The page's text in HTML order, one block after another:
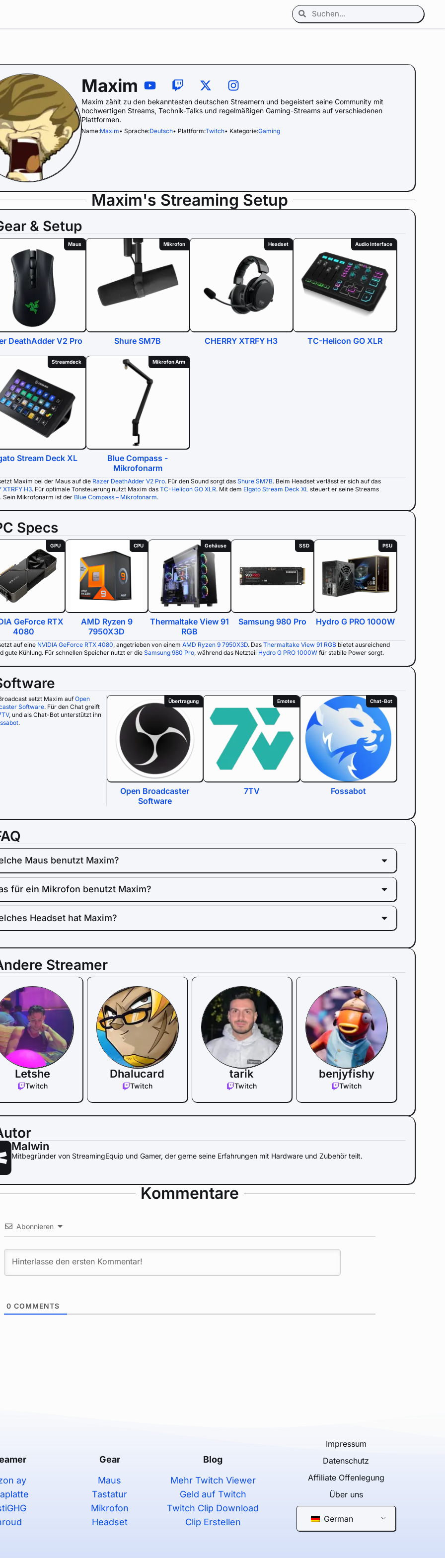
Maxim
Maxim zählt zu den bekanntesten deutschen Streamern und begeistert seine Community mit
hochwertigen Streams, Technik-Talks und regelmäßigen Gaming-Streams auf verschiedenen
Plattformen.
Name:Maxim• Sprache:Deutsch• Plattform:Twitch• Kategorie:Gaming
Maxim's Streaming Setup
& Setup
Maus
DeathAdder V2 Pro
Mikrofon
Shure SM7B
Headset
CHERRY XTRFY H3
Audio Interface
TC-Helicon GO XLR
Streamdeck
Stream Deck XL
Mikrofon Arm
Blue Compass -
Mikrofonarm
Maxim bei der Maus auf die Razer DeathAdder V2 Pro. Für den Sound sorgt das Shure SM7B. Beim Headset verlässt er sich auf das
XTRFY H3. Für optimale Tonsteuerung nutzt Maxim das TC-Helicon GO XLR. Mit dem Elgato Stream Deck XL steuert er seine Streams
Sein Mikrofonarm ist der Blue Compass – Mikrofonarm.
Specs
GPU
GeForce RTX
4080
CPU
AMD Ryzen 9
7950X3D
Gehäuse
Thermaltake View 91
RGB
SSD
Samsung 980 Pro
PSU
Hydro G PRO 1000W
auf eine NVIDIA GeForce RTX 4080, angetrieben von einem AMD Ryzen 9 7950X3D. Das Thermaltake View 91 RGB bietet ausreichend
gute Kühlung. Für schnellen Speicher nutzt er die Samsung 980 Pro, während das Netzteil Hydro G PRO 1000W für stabile Power sorgt.
setzt Maxim aufOpen
Software. Für den Chat greift
, und als Chat-Bot unterstützt ihn
.
Übertragung
Open Broadcaster
Software
Emotes
7TV
Chat-Bot
Fossabot
Maus benutzt Maxim?
für ein Mikrofon benutzt Maxim?
Headset hat Maxim?
Streamer
Letshe
Twitch
Dhalucard
Twitch
tarik
Twitch
benjyfishy
Twitch
Malwin
Mitbegründer von StreamingEquip und Gamer, der gerne seine Erfahrungen mit Hardware und Zubehör teilt.
Kommentare
Abonnieren
0 COMMENTS
ay
Gear
Maus
Tastatur
Mikrofon
Headset
Blog
Mehr Twitch Viewer
Geld auf Twitch
Twitch Clip Download
Clip Erstellen
Impressum
Datenschutz
Affiliate Offenlegung
Über uns
German